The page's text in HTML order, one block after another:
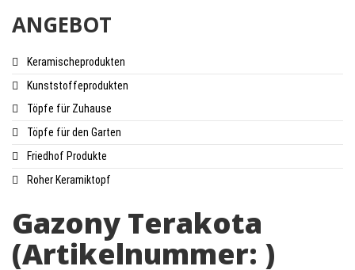
ANGEBOT
Keramischeprodukten
Kunststoffeprodukten
Töpfe für Zuhause
Töpfe für den Garten
Friedhof Produkte
Roher Keramiktopf
Gazony Terakota
(Artikelnummer: )